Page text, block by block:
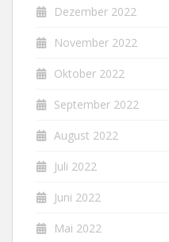
Dezember 2022
November 2022
Oktober 2022
September 2022
August 2022
Juli 2022
Juni 2022
Mai 2022